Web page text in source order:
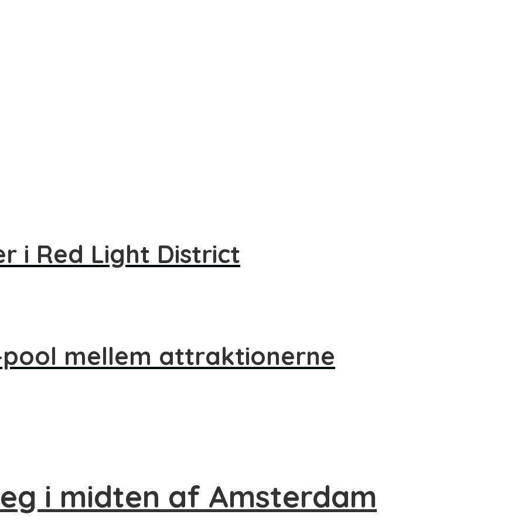
i Red Light District
mellem attraktionerne
i midten af Amsterdam